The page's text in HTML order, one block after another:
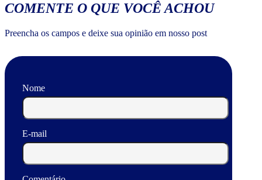
COMENTE O QUE VOCÊ ACHOU
Preencha os campos e deixe sua opinião em nosso post
Nome
E-mail